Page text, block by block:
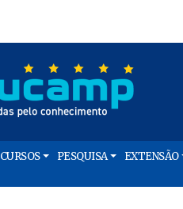
CURSOS PESQUISA EXTENSÃO